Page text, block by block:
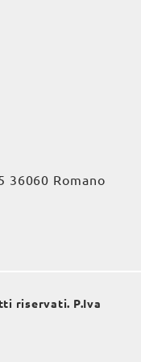
36060 Romano
riservati. P.Iva